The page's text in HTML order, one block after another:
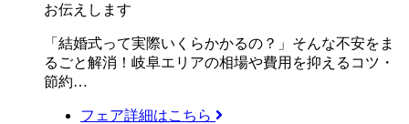
お伝えします
「結婚式って実際いくらかかるの？」そんな不安をま
るごと解消！岐阜エリアの相場や費用を抑えるコツ・
節約…
フェア詳細はこちら